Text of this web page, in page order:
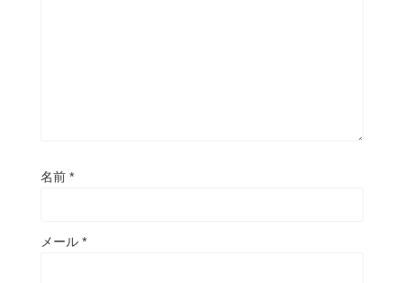
名前 *
メール *